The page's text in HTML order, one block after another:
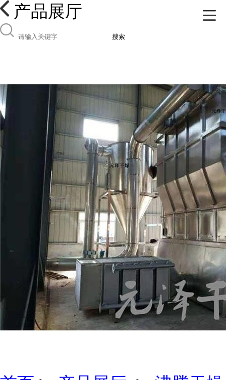
产品展厅
搜索